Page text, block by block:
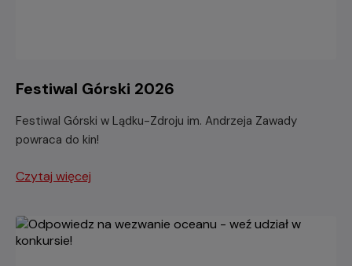
Festiwal Górski 2026
Festiwal Górski w Lądku-Zdroju im. Andrzeja Zawady
powraca do kin!
Czytaj więcej